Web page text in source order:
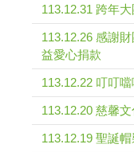
113.12.31 跨年
113.12.26 感謝
益愛心捐款
113.12.22 叮叮
113.12.20 慈馨
113.12.19 聖誕